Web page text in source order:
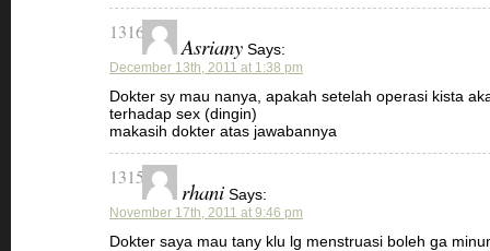
1316
Asriany Says:
December 13th, 2011 at 1:38 pm
Dokter sy mau nanya, apakah setelah operasi kista
terhadap sex (dingin)
makasih dokter atas jawabannya
1315
rhani Says:
November 17th, 2011 at 9:46 pm
Dokter saya mau tany klu lg menstruasi boleh ga